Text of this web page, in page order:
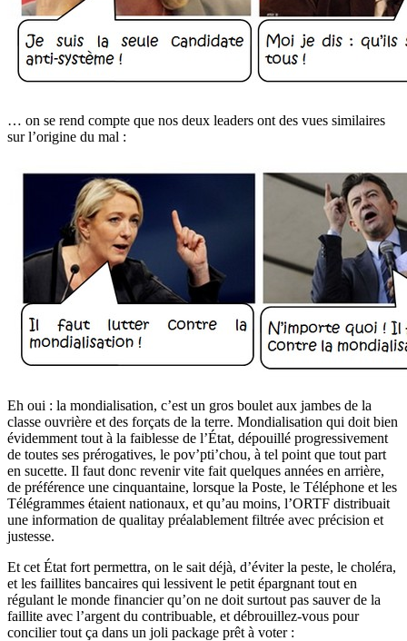
… on se rend compte que nos deux leaders ont des vues similaires
sur l’origine du mal :
Eh oui : la mondialisation, c’est un gros boulet aux jambes de la
classe ouvrière et des forçats de la terre. Mondialisation qui doit bien
évidemment tout à la faiblesse de l’État, dépouillé progressivement
de toutes ses prérogatives, le pov’pti’chou, à tel point que tout part
en sucette. Il faut donc revenir vite fait quelques années en arrière,
de préférence une cinquantaine, lorsque la Poste, le Téléphone et les
Télégrammes étaient nationaux, et qu’au moins, l’ORTF distribuait
une information de qualitay préalablement filtrée avec précision et
justesse.
Et cet État fort permettra, on le sait déjà, d’éviter la peste, le choléra,
et les faillites bancaires qui lessivent le petit épargnant tout en
régulant le monde financier qu’on ne doit surtout pas sauver de la
faillite avec l’argent du contribuable, et débrouillez-vous pour
concilier tout ça dans un joli package prêt à voter :